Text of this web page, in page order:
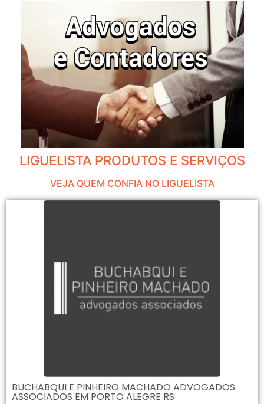
LIGUELISTA PRODUTOS E SERVIÇOS
VEJA QUEM CONFIA NO LIGUELISTA
BUCHABQUI E PINHEIRO MACHADO ADVOGADOS
ASSOCIADOS EM PORTO ALEGRE RS